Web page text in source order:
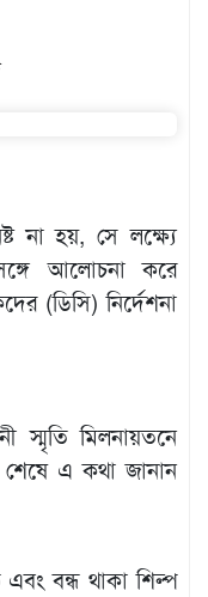
না হয়, সে লক্ষ্যে
আলোচনা করে
(ডিসি) নির্দেশনা
স্মৃতি মিলনায়তনে
শেষে এ কথা জানান
এবং বন্ধ থাকা শিল্প